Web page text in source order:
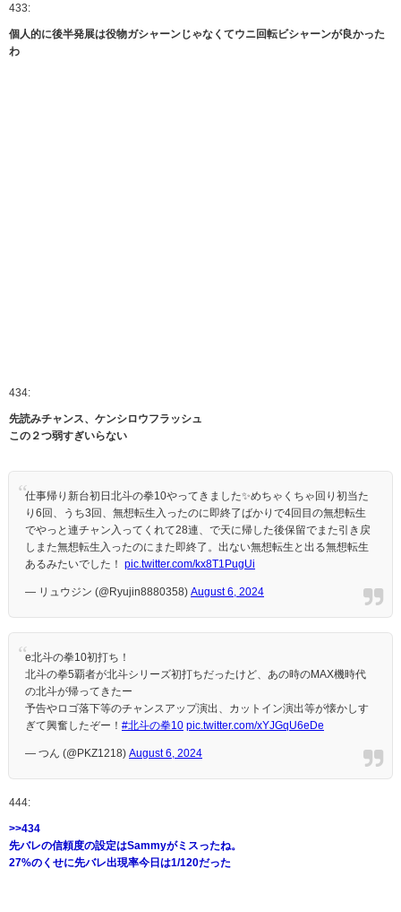
433:
個人的に後半発展は役物ガシャーンじゃなくてウニ回転ビシャーンが良かった
わ
434:
先読みチャンス、ケンシロウフラッシュ
この２つ弱すぎいらない
仕事帰り新台初日北斗の拳10やってきました✨めちゃくちゃ回り初当た
り6回、うち3回、無想転生入ったのに即終了ばかりで4回目の無想転生
でやっと連チャン入ってくれて28連、で天に帰した後保留でまた引き戻
しまた無想転生入ったのにまた即終了。出ない無想転生と出る無想転生
あるみたいでした！ pic.twitter.com/kx8T1PugUi
— リュウジン (@Ryujin8880358) August 6, 2024
e北斗の拳10初打ち！
北斗の拳5覇者が北斗シリーズ初打ちだったけど、あの時のMAX機時代
の北斗が帰ってきたー
予告やロゴ落下等のチャンスアップ演出、カットイン演出等が懐かしす
ぎて興奮したぞー！ #北斗の拳10 pic.twitter.com/xYJGqU6eDe
— つん (@PKZ1218) August 6, 2024
444:
>>434
先バレの信頼度の設定はSammyがミスったね。
27%のくせに先バレ出現率今日は1/120だった